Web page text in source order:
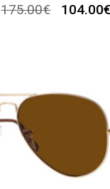
175.00€ 104.00€